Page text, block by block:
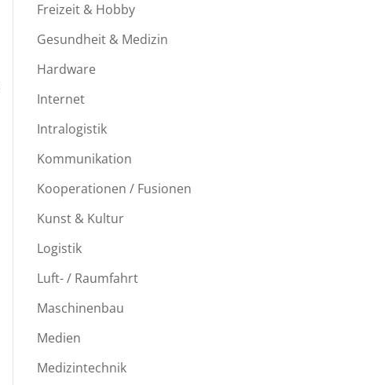
Freizeit & Hobby
Gesundheit & Medizin
Hardware
Internet
Intralogistik
Kommunikation
Kooperationen / Fusionen
Kunst & Kultur
Logistik
Luft- / Raumfahrt
Maschinenbau
Medien
Medizintechnik